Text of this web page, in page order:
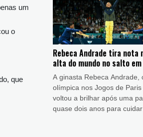
um
o
que
Rebeca Andrade tira nota
alta do mundo no salto
A ginasta Rebeca Andrade,
olímpica nos Jogos de Paris
voltou a brilhar após uma
quase dois anos para